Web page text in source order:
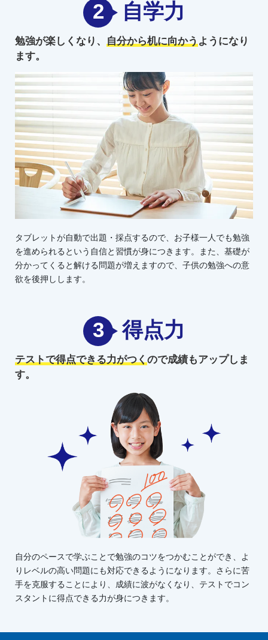
2 自学力
勉強が楽しくなり、 自分から机に向かうようになり
ます。
タブレットが自動で出題・採点するので、お子様一人でも勉強
を進められるという自信と習慣が身につきます。また、基礎が
分かってくると解ける問題が増えますので、子供の勉強への意
欲を後押しします。
3 得点力
テストで得点できる力がつくので成績もアップしま
す。
自分のペースで学ぶことで勉強のコツをつかむことができ、よ
りレベルの高い問題にも対応できるようになります。さらに苦
手を克服することにより、成績に波がなくなり、テストでコン
スタントに得点できる力が身につきます。